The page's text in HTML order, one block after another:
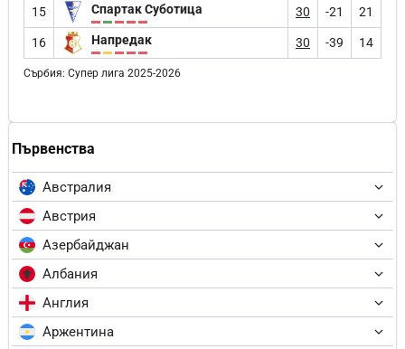
Първенства
Австралия
Австрия
Азербайджан
Албания
Англия
Аржентина
15 Спартак Суботица 30 -21 21
16 Напредак 30 -39 14
Сърбия: Супер лига 2025-2026